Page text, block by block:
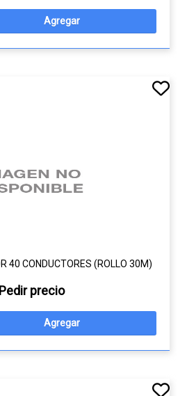
40 CONDUCTORES (ROLLO 30M)
Pedir precio